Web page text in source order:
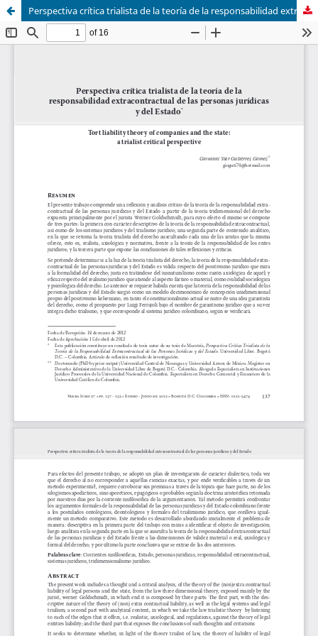
Perspectiva crítica trialista de la teoría de la responsabilidad extracontractual de las personas jurídicas y del Estado